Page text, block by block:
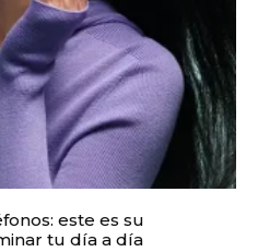
este es su
tu día a día